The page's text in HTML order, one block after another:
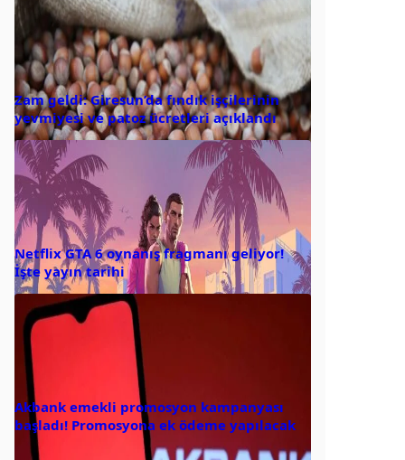
Zam geldi: Giresun’da fındık işçilerinin
yevmiyesi ve patoz ücretleri açıklandı
Netflix GTA 6 oynanış fragmanı geliyor!
İşte yayın tarihi
Akbank emekli promosyon kampanyası
başladı! Promosyona ek ödeme yapılacak